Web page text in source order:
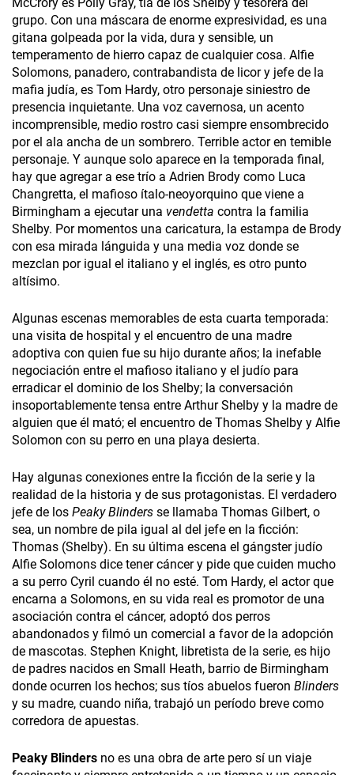
grupo. Con una máscara de enorme expresividad, es una
gitana golpeada por la vida, dura y sensible, un
temperamento de hierro capaz de cualquier cosa. Alfie
Solomons, panadero, contrabandista de licor y jefe de la
mafia judía, es Tom Hardy, otro personaje siniestro de
presencia inquietante. Una voz cavernosa, un acento
incomprensible, medio rostro casi siempre ensombrecido
por el ala ancha de un sombrero. Terrible actor en temible
personaje. Y aunque solo aparece en la temporada final,
hay que agregar a ese trío a Adrien Brody como Luca
Changretta, el mafioso ítalo-neoyorquino que viene a
Birmingham a ejecutar una vendetta contra la familia
Shelby. Por momentos una caricatura, la estampa de Brody
con esa mirada lánguida y una media voz donde se
mezclan por igual el italiano y el inglés, es otro punto
altísimo.
Algunas escenas memorables de esta cuarta temporada:
una visita de hospital y el encuentro de una madre
adoptiva con quien fue su hijo durante años; la inefable
negociación entre el mafioso italiano y el judío para
erradicar el dominio de los Shelby; la conversación
insoportablemente tensa entre Arthur Shelby y la madre de
alguien que él mató; el encuentro de Thomas Shelby y Alfie
Solomon con su perro en una playa desierta.
Hay algunas conexiones entre la ficción de la serie y la
realidad de la historia y de sus protagonistas. El verdadero
jefe de los Peaky Blinders se llamaba Thomas Gilbert, o
sea, un nombre de pila igual al del jefe en la ficción:
Thomas (Shelby). En su última escena el gángster judío
Alfie Solomons dice tener cáncer y pide que cuiden mucho
a su perro Cyril cuando él no esté. Tom Hardy, el actor que
encarna a Solomons, en su vida real es promotor de una
asociación contra el cáncer, adoptó dos perros
abandonados y filmó un comercial a favor de la adopción
de mascotas. Stephen Knight, libretista de la serie, es hijo
de padres nacidos en Small Heath, barrio de Birmingham
donde ocurren los hechos; sus tíos abuelos fueron Blinders
y su madre, cuando niña, trabajó un período breve como
corredora de apuestas.
Peaky Blinders no es una obra de arte pero sí un viaje